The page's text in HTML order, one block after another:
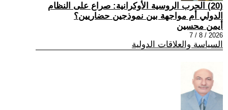
(20) الحرب الروسية الأوكرانية: صراع على النظام
الدولي أم مواجهة بين نموذجين حضاريين؟
أيمن محسين
2026 / 8 / 7
السياسة والعلاقات الدولية